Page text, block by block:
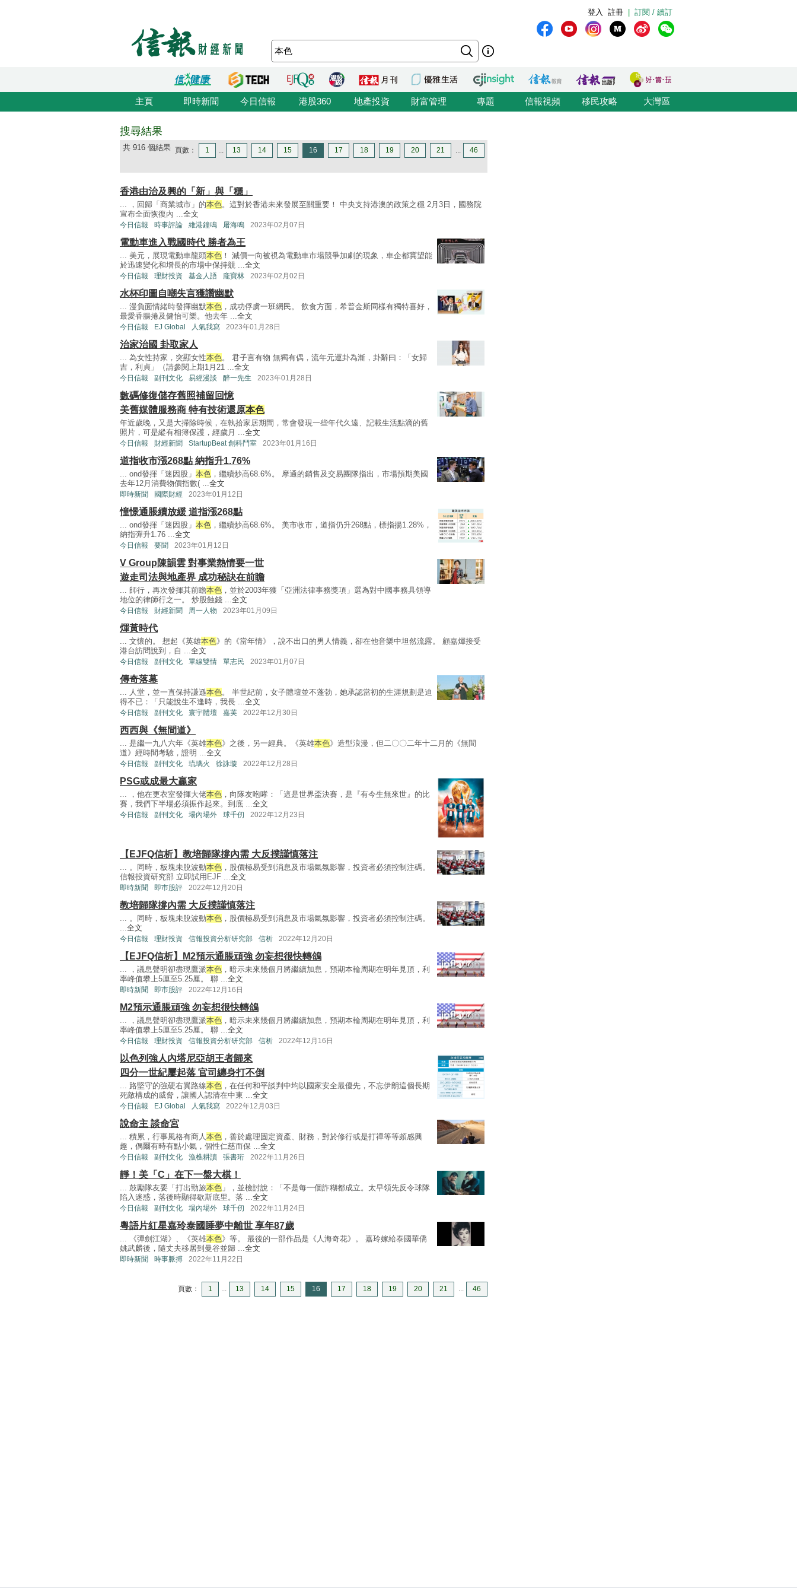
訂閱 / 續訂
註冊
登入
主頁 即時新聞 今日信報 港股360 地產投資 財富管理 專題 信報視頻 移民攻略 大灣區
搜尋結果
共 916 個結果 頁數： 1 ... 13 14 15 16 17 18 19 20 21 ... 46
香港由治及興的「新」與「穩」
... ，回歸「商業城市」的本色。這對於香港未來發展至關重要！ 中央支持港澳的政策之穩 2月3日，國務院
宣布全面恢復內 ...全文
今日信報 時事評論 維港鐘鳴 屠海鳴 2023年02月07日
電動車進入戰國時代 勝者為王
... 美元，展現電動車龍頭本色 ！ 減價一向被視為電動車市場競爭加劇的現象，車企都冀望能
於迅速變化和增長的市場中保持競 ...全文
今日信報 理財投資 基金人語 龐寶林 2023年02月02日
水杯印圖自嘲失言獲讚幽默
... 漫負面情緒時發揮幽默本色 ，成功俘虜一班網民。 飲食方面，希普金斯同樣有獨特喜好，
最愛香腸捲及健怡可樂。他去年 ...全文
今日信報 EJ Global 人氣我寫 2023年01月28日
治家治國 卦取家人
... 為女性持家，突顯女性本色。 君子言有物 無獨有偶，流年元運卦為漸，卦辭曰：「女歸
吉，利貞」（請參閱上期1月21 ...全文
今日信報 副刊文化 易經漫談 醉一先生 2023年01月28日
數碼修復儲存舊照補留回憶
美舊媒體服務商 特有技術還原本色
年近歲晚，又是大掃除時候，在執拾家居期間，常會發現一些年代久遠、記載生活點滴的舊
照片，可是縱有相簿保護，經歲月 ...全文
今日信報 財經新聞 StartupBeat 創科鬥室 2023年01月16日
道指收市漲268點 納指升1.76%
... ond發揮「迷因股」 本色 ，繼續炒高68.6%。 摩通的銷售及交易團隊指出，市場預期美國
去年12月消費物價指數( ...全文
即時新聞 國際財經 2023年01月12日
憧憬通脹續放緩 道指漲268點
... ond發揮「迷因股」 本色 ，繼續炒高68.6%。 美市收市，道指仍升268點，標指揚1.28%，
納指彈升1.76 ...全文
今日信報 要聞 2023年01月12日
V Group陳韻雲 對事業熱情要一世
遊走司法與地產界 成功秘訣在前瞻
... 師行，再次發揮其前瞻本色 ，並於2003年獲「亞洲法律事務獎項」選為對中國事務具領導
地位的律師行之一。 炒股蝕錢 ...全文
今日信報 財經新聞 周一人物 2023年01月09日
煇黃時代
... 文懷的。 想起《英雄本色》的《當年情》，說不出口的男人情義，卻在他音樂中坦然流露。 顧嘉煇接受
港台訪問說到，自 ...全文
今日信報 副刊文化 單線雙情 單志民 2023年01月07日
傳奇落幕
... 人堂，並一直保持謙遜本色。 半世紀前，女子體壇並不蓬勃，她承認當初的生涯規劃是迫
得不已：「只能說生不逢時，我長 ...全文
今日信報 副刊文化 寰宇體壇 嘉芙 2022年12月30日
西西與《無間道》
... 是繼一九八六年《英雄本色》之後，另一經典。《英雄本色》造型浪漫，但二〇〇二年十二月的《無間
道》經時間考驗，證明 ...全文
今日信報 副刊文化 琉璃火 徐詠璇 2022年12月28日
PSG或成最大贏家
... ，他在更衣室發揮大佬本色 ，向隊友咆哮：「這是世界盃決賽，是『有今生無來世』的比
賽，我們下半場必須振作起來。到底 ...全文
今日信報 副刊文化 場內場外 球千仞 2022年12月23日
【EJFQ信析】教培歸隊撐內需 大反撲謹慎落注
... 。同時，板塊未脫波動本色 ，股價極易受到消息及市場氣氛影響，投資者必須控制注碼。
信報投資研究部 立即試用EJF ... 全文
即時新聞 即巿股評 2022年12月20日
教培歸隊撐內需 大反撲謹慎落注
... 。同時，板塊未脫波動本色 ，股價極易受到消息及市場氣氛影響，投資者必須控制注碼。
全文
今日信報 理財投資 信報投資分析研究部 信析 2022年12月20日
【EJFQ信析】M2預示通脹頑強 勿妄想很快轉鴿
... ，議息聲明卻盡現鷹派本色 ，暗示未來幾個月將繼續加息，預期本輪周期在明年見頂，利
率峰值攀上5厘至5.25厘。 聯 ... 全文
即時新聞 即巿股評 2022年12月16日
M2預示通脹頑強 勿妄想很快轉鴿
... ，議息聲明卻盡現鷹派本色 ，暗示未來幾個月將繼續加息，預期本輪周期在明年見頂，利
率峰值攀上5厘至5.25厘。 聯 ... 全文
今日信報 理財投資 信報投資分析研究部 信析 2022年12月16日
以色列強人內塔尼亞胡王者歸來
四分一世紀屢起落 官司纏身打不倒
... 路堅守的強硬右翼路線本色 ，在任何和平談判中均以國家安全最優先，不忘伊朗這個長期
死敵構成的威脅，讓國人認清在中東 ... 全文
今日信報 EJ Global 人氣我寫 2022年12月03日
說命主 談命宮
... 積累，行事風格有商人 本色 ，善於處理固定資產、財務，對於修行或是打禪等等頗感興
趣，偶爾有時有點小氣，個性仁慈而保 ... 全文
今日信報 副刊文化 漁樵耕讀 張書珩 2022年11月26日
靜！美「C」在下一盤大棋！
... 鼓勵隊友要「打出勁旅本色 」，並檢討說：「不是每一個詐糊都成立。太早領先反令球隊
陷入迷惑，落後時顯得歇斯底里。落 ... 全文
今日信報 副刊文化 場內場外 球千仞 2022年11月24日
粵語片紅星嘉玲泰國睡夢中離世 享年87歲
... 《彈劍江湖》、《英雄本色》等。 最後的一部作品是《人海奇花》。 嘉玲嫁給泰國華僑
姚武麟後，隨丈夫移居到曼谷並歸 ... 全文
即時新聞 時事脈搏 2022年11月22日
頁數： 1 13 14 15 16 17 18 19 20 21 46